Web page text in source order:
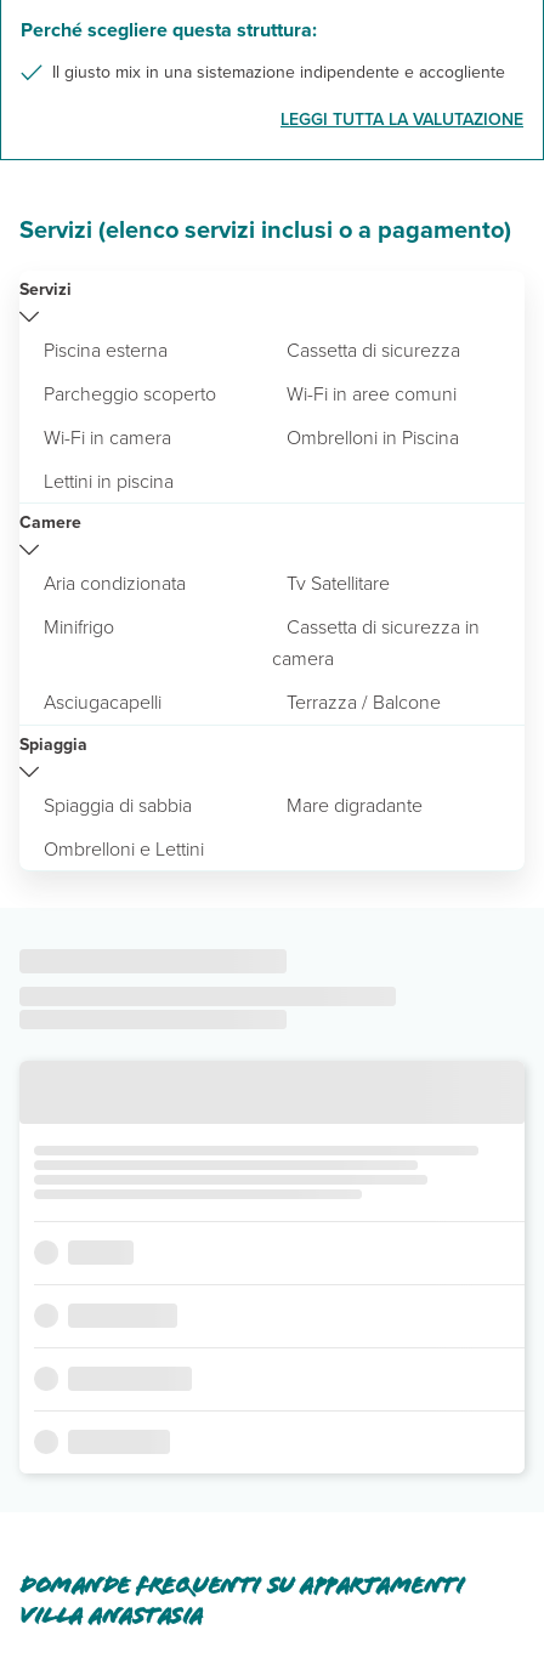
Perché scegliere questa struttura:
Il giusto mix in una sistemazione indipendente e accogliente
LEGGI TUTTA LA VALUTAZIONE
Servizi (elenco servizi inclusi o a pagamento)
Servizi
Piscina esterna
Cassetta di sicurezza
Parcheggio scoperto
Wi-Fi in aree comuni
Wi-Fi in camera
Ombrelloni in Piscina
Lettini in piscina
Camere
Aria condizionata
Tv Satellitare
Minifrigo
Cassetta di sicurezza in
camera
Asciugacapelli
Terrazza / Balcone
Spiaggia
Spiaggia di sabbia
Mare digradante
Ombrelloni e Lettini
Domande frequenti su Appartamenti
Villa Anastasia